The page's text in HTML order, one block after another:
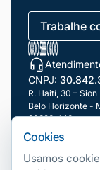
Gestão de
Gestão de
Gestão de
Gestão
Mundo
Trabalhe
CNPJ:
R. Haití, 30 – Sion
Belo Horizonte -
30320-140
Nossas
Cookies
Usamos